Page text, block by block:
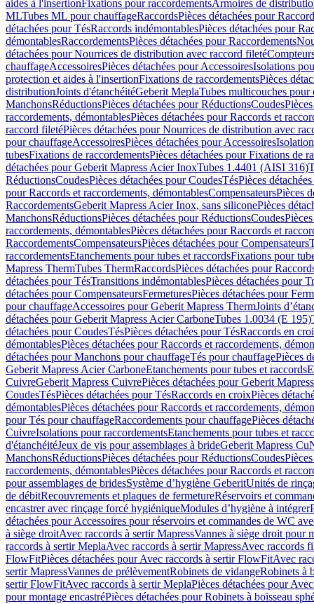
aides à l'insertionFixations pour raccordementsArmoires de
MLTubes ML pour chauffageRaccordsPièces détachées pour
détachées pour TésRaccords indémontablesPièces détachées pour
démontablesRaccordementsPièces détachées pour Raccordements
détachées pour Nourrices de distribution avec raccord fileté
chauffageAccessoiresPièces détachées pour AccessoiresIsolations
protection et aides à l'insertionFixations de raccordementsPièces
distributionJoints d'étanchéitéGeberit MeplaTubes multicouches pour
ManchonsRéductionsPièces détachées pour RéductionsCoudes
raccordements, démontablesPièces détachées pour Raccords et
raccord filetéPièces détachées pour Nourrices de distribution avec
pour chauffageAccessoiresPièces détachées pour Accessoires
tubesFixations de raccordementsPièces détachées pour Fixations de
détachées pour Geberit Mapress Acier InoxTubes 1.4401 (AISI 316)
RéductionsCoudesPièces détachées pour CoudesTésPièces
pour Raccords et raccordements, démontablesCompensateursPièces
RaccordementsGeberit Mapress Acier Inox, sans siliconePièces
ManchonsRéductionsPièces détachées pour RéductionsCoudes
raccordements, démontablesPièces détachées pour Raccords et
RaccordementsCompensateursPièces détachées pour Compensateurs
raccordementsEtanchements pour tubes et raccordsFixations pour
Mapress ThermTubes ThermRaccordsPièces détachées pour
détachées pour TésTransitions indémontablesPièces détachées pour
détachées pour CompensateursFermeturesPièces détachées pour
pour chauffageAccessoires pour Geberit Mapress ThermJoints
détachées pour Geberit Mapress Acier CarboneTubes 1.0034 (E 195)
détachées pour CoudesTésPièces détachées pour TésRaccords en
démontablesPièces détachées pour Raccords et raccordements,
détachées pour Manchons pour chauffageTés pour chauffagePièces
Geberit Mapress Acier CarboneEtanchements pour tubes et raccords
CuivreGeberit Mapress CuivrePièces détachées pour Geberit
CoudesTésPièces détachées pour TésRaccords en croixPièces
démontablesPièces détachées pour Raccords et raccordements,
pour Tés pour chauffageRaccordements pour chauffagePièces
CuivreIsolations pour raccordementsEtanchements pour tubes et
d'étanchéitéJeux de vis pour assemblages à brideGeberit Mapress
ManchonsRéductionsPièces détachées pour RéductionsCoudes
raccordements, démontablesPièces détachées pour Raccords et
pour assemblages de bridesSystème d’hygiène GeberitUnités de
de débitRecouvrements et plaques de fermetureRéservoirs et
encastrer avec rinçage forcé hygiéniqueModules d’hygiène à intégrer
détachées pour Accessoires pour réservoirs et commandes de WC
à siège droitAvec raccords à sertir MapressVannes à siège droit pour
raccords à sertir MeplaAvec raccords à sertir MapressAvec raccords
FlowFitPièces détachées pour Avec raccords à sertir FlowFitAvec
sertir MapressVannes de prélèvementRobinets de vidangeRobinets à
sertir FlowFitAvec raccords à sertir MeplaPièces détachées pour
pour montage encastréPièces détachées pour Robinets à boisseau